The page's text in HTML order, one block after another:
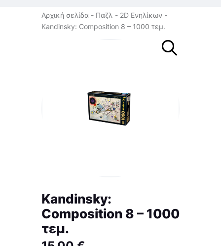
Αρχική σελίδα Παζλ
2D Ενηλίκων
Kandinsky: Composition 8 – 1000 τεμ.
Kandinsky:
Composition 8 – 1000
τεμ.